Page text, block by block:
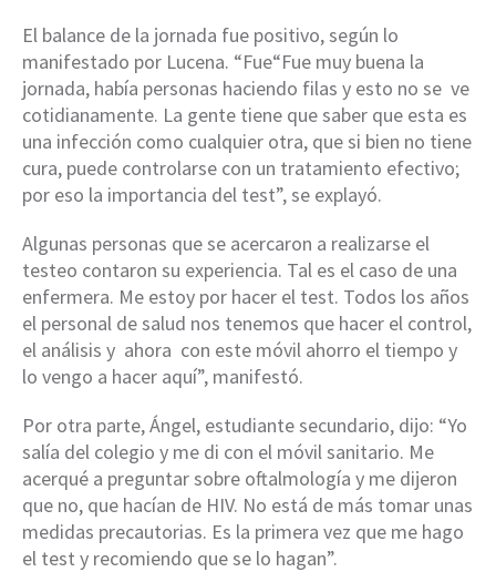
El balance de la jornada fue positivo, según lo
manifestado por Lucena. “Fue“Fue muy buena la
jornada, había personas haciendo filas y esto no se ve
cotidianamente. La gente tiene que saber que esta es
una infección como cualquier otra, que si bien no tiene
cura, puede controlarse con un tratamiento efectivo;
por eso la importancia del test”, se explayó.
Algunas personas que se acercaron a realizarse el
testeo contaron su experiencia. Tal es el caso de una
enfermera. Me estoy por hacer el test. Todos los años
el personal de salud nos tenemos que hacer el control,
el análisis y ahora con este móvil ahorro el tiempo y
lo vengo a hacer aquí”, manifestó.
Por otra parte, Ángel, estudiante secundario, dijo: “Yo
salía del colegio y me di con el móvil sanitario. Me
acerqué a preguntar sobre oftalmología y me dijeron
que no, que hacían de HIV. No está de más tomar unas
medidas precautorias. Es la primera vez que me hago
el test y recomiendo que se lo hagan”.